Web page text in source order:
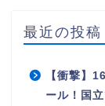
最近の投稿
【衝撃】
ール！国